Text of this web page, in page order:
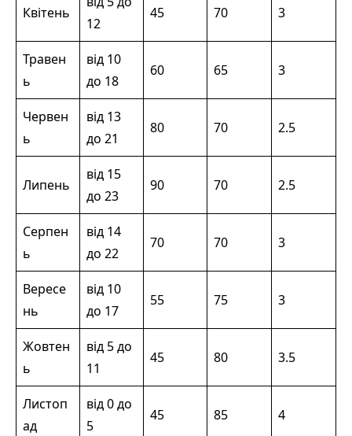
Квітень
12
45 70 3
Травен
ь
від 10
до 18
60 65 3
Червен
ь
від 13
до 21
80 70 2.5
Липень
від 15
до 23
90 70 2.5
Серпен
ь
від 14
до 22
70 70 3
Вересе
нь
від 10
до 17
55 75 3
Жовтен
ь
від 5 до
11
45 80 3.5
Листоп
ад
від 0 до
5
45 85 4